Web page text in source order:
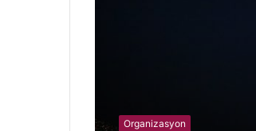
Organizasyon